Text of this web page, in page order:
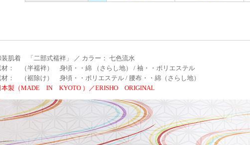
装肌着 「二部式襦袢」 ／ カラー： 七色流水
材： （半襦袢） 身頃・・綿 （さらし地） / 袖・・ポリエステル
材： （裾除け） 身頃・・ポリエステル / 腰布・・綿（さらし地）
本製（MADE IN KYOTO ）／ERISHO ORIGINAL